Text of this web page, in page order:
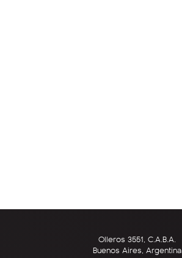
Olleros 3551, C.A.B.A.
Buenos Aires, Argentina